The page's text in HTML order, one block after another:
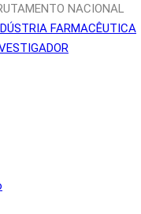
NACIONAL
FARMACÊUTICA